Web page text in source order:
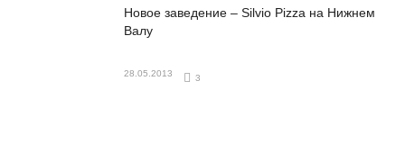
Новое заведение – Silvio Pizza на Нижнем
Валу
28.05.2013
3